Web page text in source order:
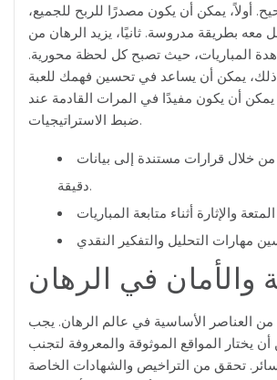
أولاً، يمكن أن يكون مصدرًا للربح للجميع،
معه بطريقة مدروسة. ثانيًا، يزيد الرهان من
المباريات، حيث تصبح كل لحظة محورية.
ذلك، يمكن أن يساعد في تحسين فهمك للعبة
يمكن أن يكون مفيدًا في المرات القادمة عند
ضبط الاستراتيجيات.
خلال قرارات مستندة إلى بيانات
دقيقة.
والأمان في الرهان
من العناصر الأساسية في عالم الرهان. يجب
يختار المواقع الموثوقة والمعروفة لتجنب
تحقق من التراخيص والشهادات الخاصة